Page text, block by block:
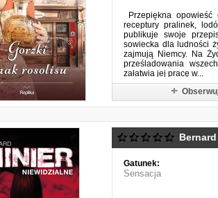
Przepiękna opowieść
receptury pralinek,
publikuje swoje
sowiecka dla ludności
zajmują Niemcy. Na
prześladowania
załatwia jej pracę w...
Gatunek:
Sensacja